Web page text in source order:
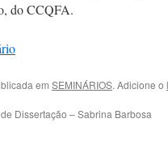
do CCQFA.
em SEMINÁRIOS. Adicione o
Dissertação – Sabrina Barbosa